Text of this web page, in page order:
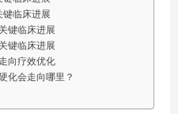
键临床进展
键临床进展
键临床进展
向疗效优化
化会走向哪里？